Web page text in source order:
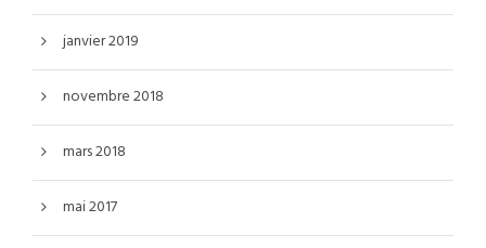
janvier 2019
novembre 2018
mars 2018
mai 2017